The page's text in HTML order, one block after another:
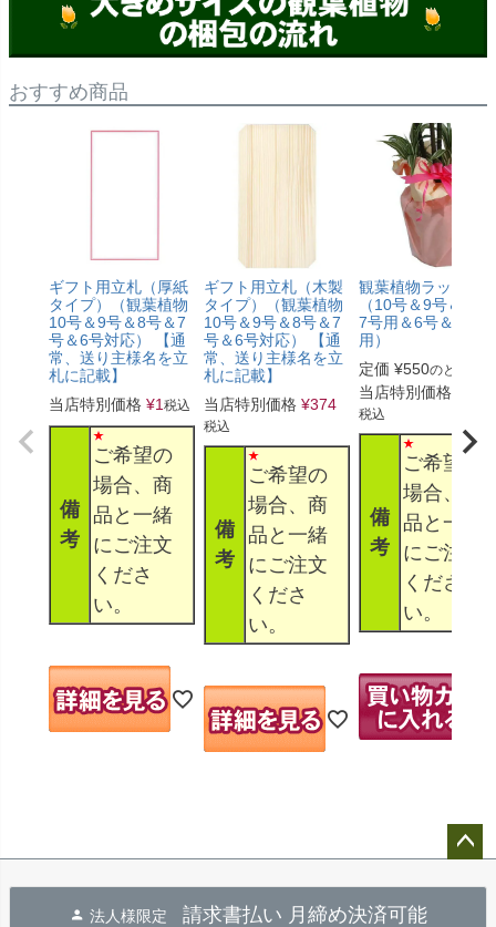
おすすめ商品
ギフト用立札（厚紙
タイプ）（観葉植物
10号＆9号＆8号＆7
号＆6号対応） 【通
常、送り主様名を立
札に記載】
当店特別価格 ¥1 税込
備
考
ご希望の
場合、商
品と一緒
にご注文
くださ
い。
ギフト用立札（木製
タイプ）（観葉植物
10号＆9号＆8号＆7
号＆6号対応） 【通
常、送り主様名を立
札に記載】
当店特別価格 ¥374
税込
備
考
ご希望の
場合、商
品と一緒
にご注文
くださ
い。
観葉植物ラッピン
（10号＆9号＆8号
7号用＆6号＆5号
用）
定価 ¥550のところ
当店特別価格
税込
備
考
ご希望の
場合、商
品と一緒
にご注文
くださ
い。
法人様限定 請求書払い 月締め決済可能